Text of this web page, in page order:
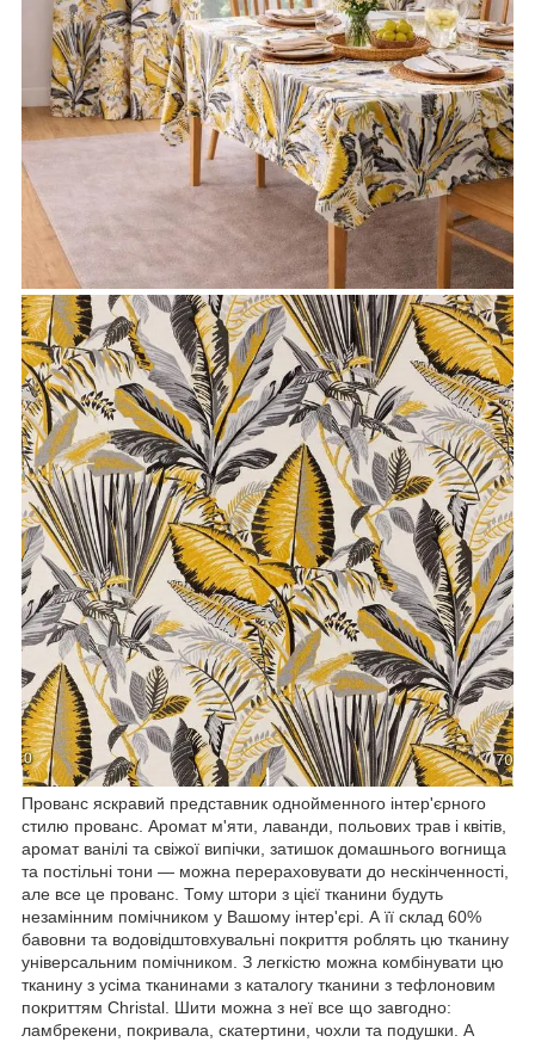
Прованс яскравий представник однойменного інтер'єрного
стилю прованс. Аромат м'яти, лаванди, польових трав і квітів,
аромат ванілі та свіжої випічки, затишок домашнього вогнища
та постільні тони — можна перераховувати до нескінченності,
але все це прованс. Тому штори з цієї тканини будуть
незамінним помічником у Вашому інтер'єрі. А її склад 60%
бавовни та водовідштовхувальні покриття роблять цю тканину
універсальним помічником. З легкістю можна комбінувати цю
тканину з усіма тканинами з каталогу тканини з тефлоновим
покриттям Christal. Шити можна з неї все що завгодно:
ламбрекени, покривала, скатертини, чохли та подушки. А